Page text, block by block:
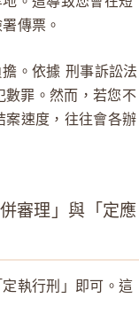
傳票。
。依據 刑事訴訟法
罪。然而，若您不
案速度，往往會各辦
審理」與「定應
執行刑」即可。這